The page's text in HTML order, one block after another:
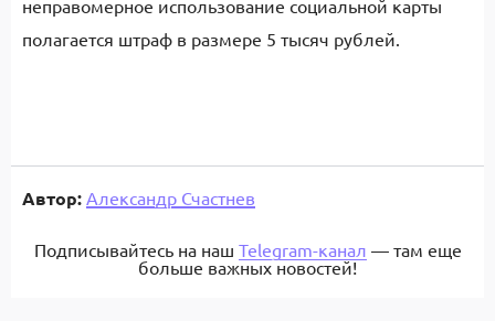
неправомерное использование социальной карты
полагается штраф в размере 5 тысяч рублей.
Автор: Александр Счастнев
Подписывайтесь на наш Telegram-канал — там еще
больше важных новостей!